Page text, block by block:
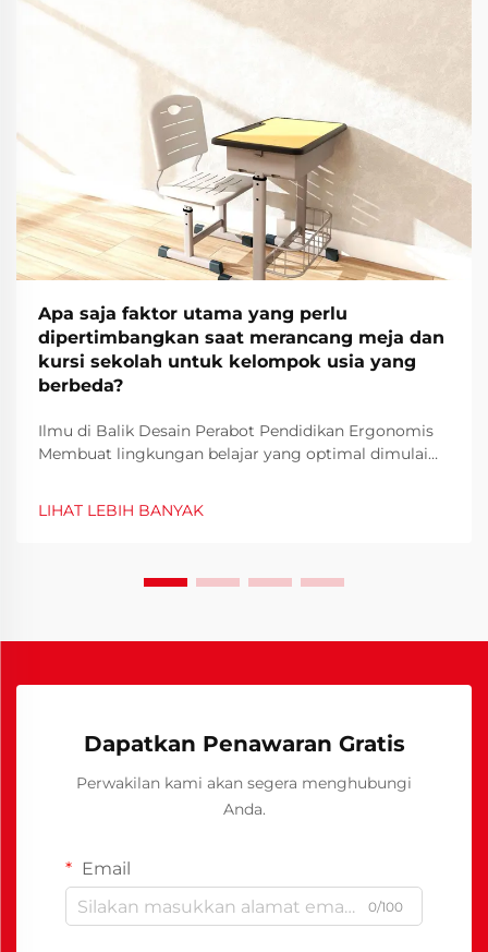
Apa saja faktor utama yang perlu
dipertimbangkan saat merancang meja dan
kursi sekolah untuk kelompok usia yang
berbeda?
Ilmu di Balik Desain Perabot Pendidikan Ergonomis
Membuat lingkungan belajar yang optimal dimulai
memainkan peran penting dalam kenyamanan,
LIHAT LEBIH BANYAK
Dapatkan Penawaran Gratis
Perwakilan kami akan segera menghubungi
Anda.
Email
0/100